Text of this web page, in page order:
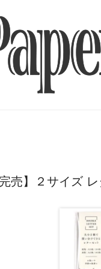
売】２サイズ